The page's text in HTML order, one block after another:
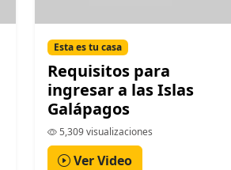
Esta es tu casa
Requisitos para
ingresar a las Islas
Galápagos
5,309 visualizaciones
Ver Video